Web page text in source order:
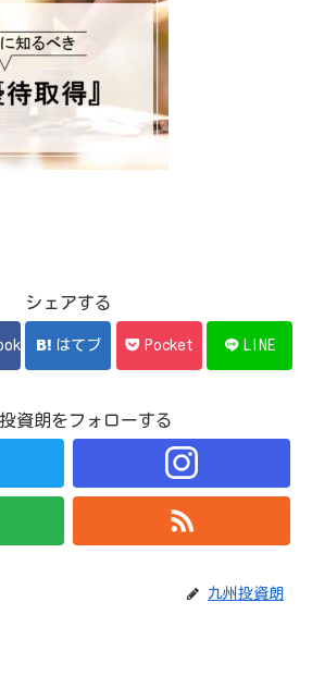
シェアする
はてブ Pocket LINE
資朗をフォローする
九州投資朗